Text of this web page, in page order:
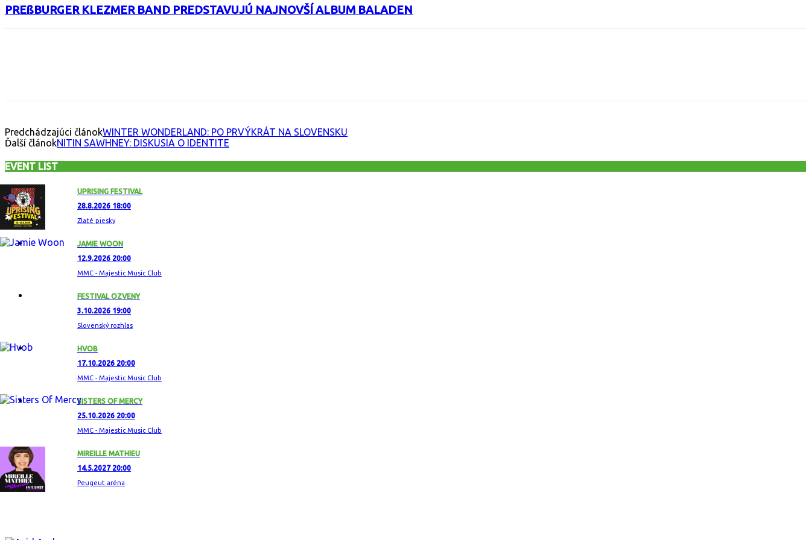
PREßBURGER KLEZMER BAND PREDSTAVUJÚ NAJNOVŠÍ ALBUM BALADEN
Predchádzajúci článokWINTER WONDERLAND: PO PRVÝKRÁT NA SLOVENSKU
Ďalší článokNITIN SAWHNEY: DISKUSIA O IDENTITE
EVENT LIST
UPRISING FESTIVAL
28.8.2026 18:00
Zlaté piesky
JAMIE WOON
12.9.2026 20:00
MMC - Majestic Music Club
FESTIVAL OZVENY
3.10.2026 19:00
Slovenský rozhlas
HVOB
17.10.2026 20:00
MMC - Majestic Music Club
SISTERS OF MERCY
25.10.2026 20:00
MMC - Majestic Music Club
MIREILLE MATHIEU
14.5.2027 20:00
Peugeut aréna